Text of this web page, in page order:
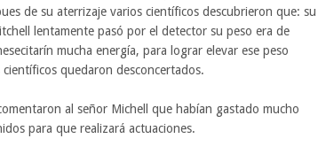
de su aterrizaje varios científicos descubrieron que: su
lentamente pasó por el detector su peso era de
mucha energía, para lograr elevar ese peso
quedaron desconcertados.
al señor Michell que habían gastado mucho
para que realizará actuaciones.